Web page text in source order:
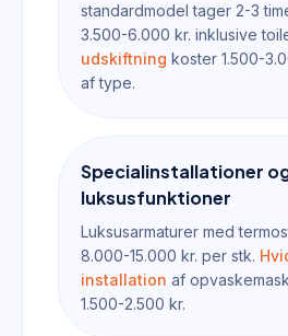
standardmodel tager 2-3
3.500-6.000 kr. inklusive
udskiftning koster 1.500-
af type.
Specialinstallationer
luksusfunktioner
Luksusarmaturer med
8.000-15.000 kr. per stk.
installation af
1.500-2.500 kr.